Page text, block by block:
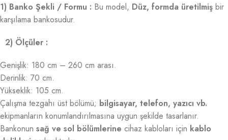
1) Banko Şekli / Formu : Bu model, Düz, formda üretilmiş bir
karşılama bankosudur.
2) Ölçüler :
Genişlik: 180 cm – 260 cm arası.
Derinlik: 70 cm.
Yükseklik: 105 cm.
Çalışma tezgahı üst bölümü; bilgisayar, telefon, yazıcı vb.
ekipmanların konumlandırılmasına uygun şekilde tasarlanır.
Bankonun sağ ve sol bölümlerine cihaz kabloları için kablo